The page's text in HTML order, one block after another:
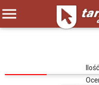
menu